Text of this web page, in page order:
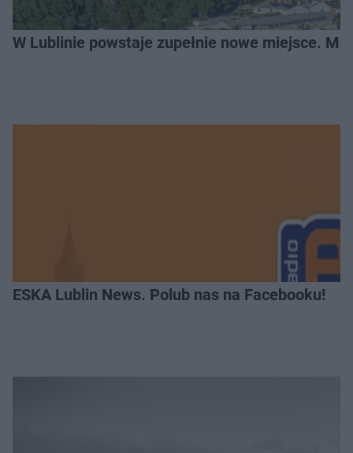
W Lublinie powstaje zupełnie nowe miejsce.
ESKA Lublin News. Polub nas na Facebooku!